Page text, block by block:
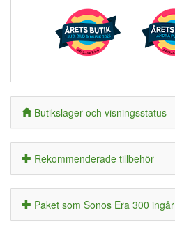
Butikslager och visningsstatus
Rekommenderade tillbehör
Paket som Sonos Era 300